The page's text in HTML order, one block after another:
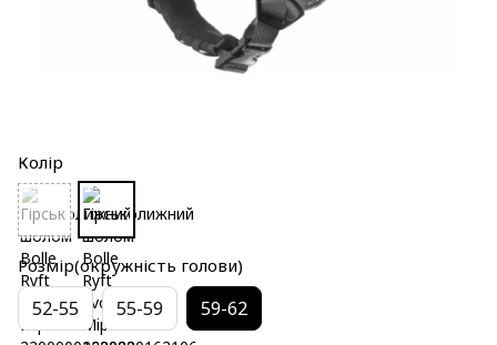
Колір
Розмір(окружність голови)
52-55 55-59 59-62